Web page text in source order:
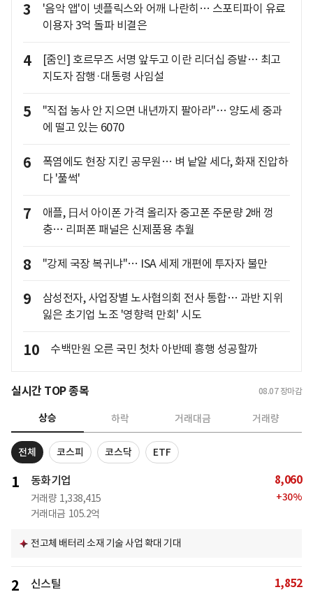
3
'음악 앱'이 넷플릭스와 어깨 나란히… 스포티파이 유료
이용자 3억 돌파 비결은
4
[줌인] 호르무즈 서명 앞두고 이란 리더십 증발… 최고
지도자 잠행·대통령 사임설
5
"직접 농사 안 지으면 내년까지 팔아라"… 양도세 중과
에 떨고 있는 6070
6
폭염에도 현장 지킨 공무원… 벼 낱알 세다, 화재 진압하
다 '풀썩'
7
애플, 日서 아이폰 가격 올리자 중고폰 주문량 2배 껑
충… 리퍼폰 패널은 신제품용 추월
8 "강제 국장 복귀냐"… ISA 세제 개편에 투자자 불만
9
삼성전자, 사업장별 노사협의회 전사 통합… 과반 지위
잃은 초기업 노조 '영향력 만회' 시도
10 수백만원 오른 국민 첫차 아반떼 흥행 성공할까
실시간 TOP 종목 08.07 장마감
상승 하락 거래대금 거래량
전체 코스피 코스닥 ETF
1 동화기업
거래량 1,338,415
거래대금 105.2억
8,060
+30%
전고체 배터리 소재 기술 사업 확대 기대
2 신스틸 1,852